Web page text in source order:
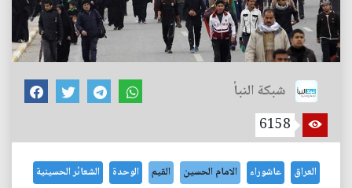
شبكة النبأ
6158
العراق عاشوراء الامام الحسين القيم الوحدة الشعائر الحسينية